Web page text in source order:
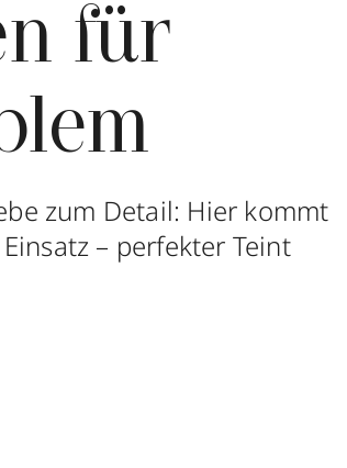
für
zum Detail: Hier kommt
– perfekter Teint